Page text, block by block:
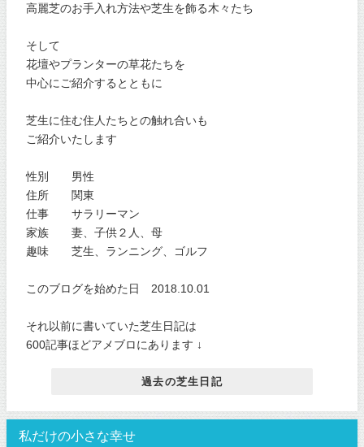
高麗芝のお手入れ方法や芝生を飾る木々たち
そして
花壇やプランターの草花たちを
中心にご紹介するとともに
芝生に住む住人たちとの触れ合いも
ご紹介いたします
性別 男性
住所 関東
仕事 サラリーマン
家族 妻、子供２人、母
趣味 芝生、ランニング、ゴルフ
このブログを始めた日 2018.10.01
それ以前に書いていた芝生日記は
600記事ほどアメブロにあります ↓
過去の芝生日記
私だけの小さな幸せ